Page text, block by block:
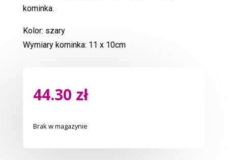
kominka.
Kolor: szary
Wymiary kominka: 11 x 10cm
44.30 zł
Brak w magazynie